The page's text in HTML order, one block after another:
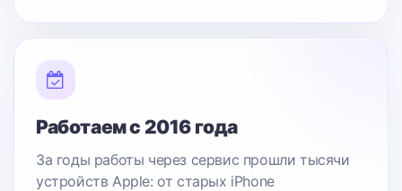
Работаем с 2016 года
За годы работы через сервис прошли тысячи
устройств Apple: от старых iPhone